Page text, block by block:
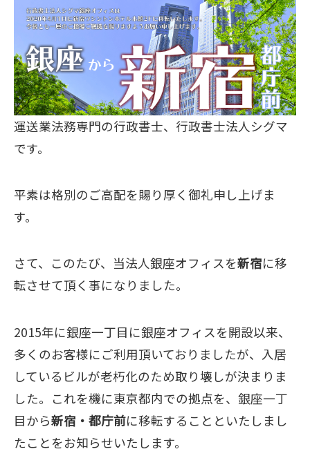
運送業法務専門の行政書士、行政書士法人シグマ
です。
平素は格別のご高配を賜り厚く御礼申し上げま
す。
さて、このたび、当法人銀座オフィスを新宿に移
転させて頂く事になりました。
2015年に銀座一丁目に銀座オフィスを開設以来、
多くのお客様にご利用頂いておりましたが、入居
しているビルが老朽化のため取り壊しが決まりま
した。これを機に東京都内での拠点を、銀座一丁
目から新宿・都庁前に移転することといたしまし
たことをお知らせいたします。